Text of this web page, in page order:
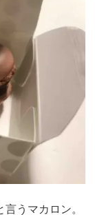
うマカロン。